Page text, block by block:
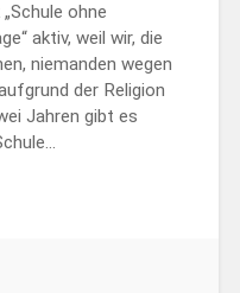
ohne
aktiv, weil wir, die
niemanden wegen
der Religion
Jahren gibt es